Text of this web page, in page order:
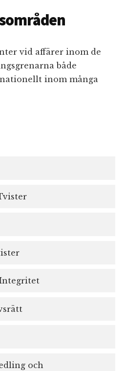
vid affärer inom de
både
inom många
och